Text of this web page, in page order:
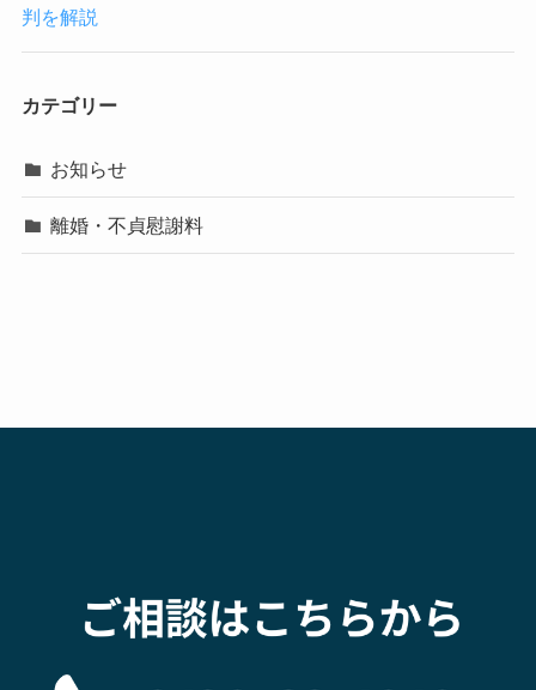
判を解説
カテゴリー
お知らせ
離婚・不貞慰謝料